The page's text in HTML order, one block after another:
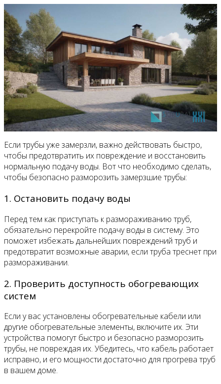
Если трубы уже замерзли, важно действовать быстро,
чтобы предотвратить их повреждение и восстановить
нормальную подачу воды. Вот что необходимо сделать,
чтобы безопасно разморозить замерзшие трубы:
1. Остановить подачу воды
Перед тем как приступать к размораживанию труб,
обязательно перекройте подачу воды в систему. Это
поможет избежать дальнейших повреждений труб и
предотвратит возможные аварии, если труба треснет при
размораживании.
2. Проверить доступность обогревающих
систем
Если у вас установлены обогревательные кабели или
другие обогревательные элементы, включите их. Эти
устройства помогут быстро и безопасно разморозить
трубы, не повреждая их. Убедитесь, что кабель работает
исправно, и его мощности достаточно для прогрева труб
в вашем доме.